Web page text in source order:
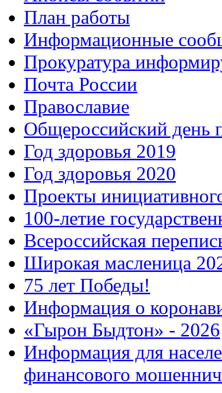
План работы
Информационные
Прокуратура
Почта России
Православие
Общероссийский день
Год здоровья 2019
Год здоровья 2020
Проекты
100-летие
Всероссийская
Широкая масленица
75 лет Победы!
Информация о
«Гырон Быдтон» - 2026
Информация для
финансового